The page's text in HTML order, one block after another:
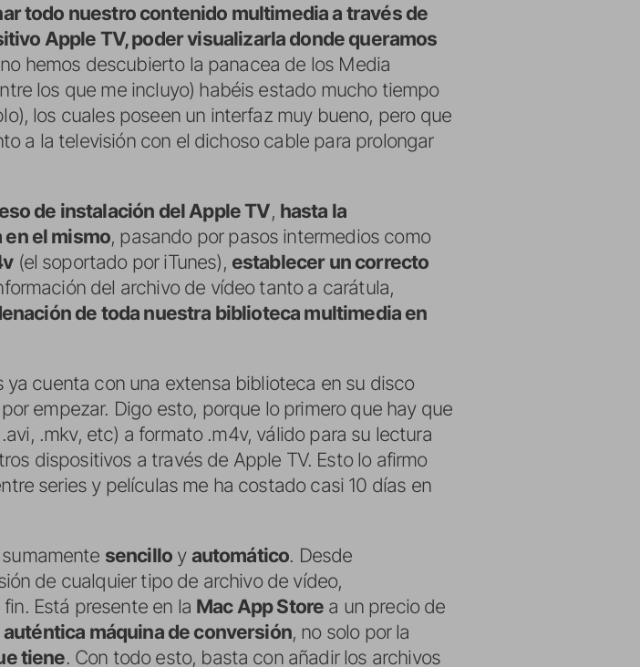
todo nuestro contenido multimedia a través de
Apple TV, poder visualizarla donde queramos
no hemos descubierto la panacea de los Media
los que me incluyo) habéis estado mucho tiempo
los cuales poseen un interfaz muy bueno, pero que
a la televisión con el dichoso cable para prolongar
de instalación del Apple TV, hasta la
el mismo, pasando por pasos intermedios como
(el soportado por iTunes), establecer un correcto
del archivo de vídeo tanto a carátula,
de toda nuestra biblioteca multimedia en
cuenta con una extensa biblioteca en su disco
empezar. Digo esto, porque lo primero que hay que
.mkv, etc) a formato .m4v, válido para su lectura
dispositivos a través de Apple TV. Esto lo afirmo
series y películas me ha costado casi 10 días en
sencillo y automático. Desde
de cualquier tipo de archivo de vídeo,
Está presente en la Mac App Store a un precio de
auténtica máquina de conversión, no solo por la
tiene. Con todo esto, basta con añadir los archivos